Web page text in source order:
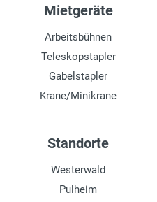
Mietgeräte
Arbeitsbühnen
Teleskopstapler
Gabelstapler
Krane/Minikrane
Standorte
Westerwald
Pulheim